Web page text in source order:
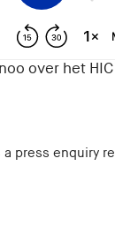
over het
press enquiry